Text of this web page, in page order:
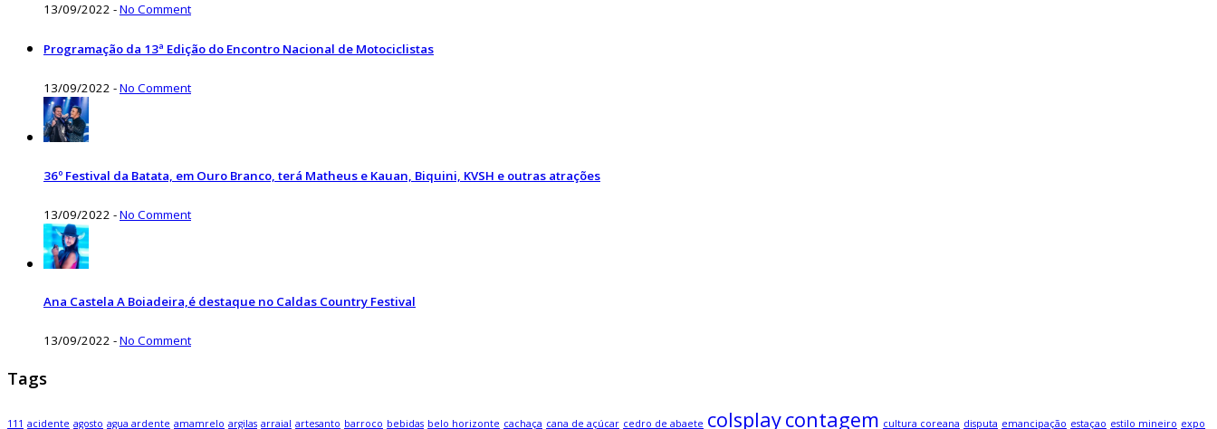
13/09/2022 -No Comment
Programação da 13ª Edição do Encontro Nacional de Motociclistas
13/09/2022 -No Comment
36º Festival da Batata, em Ouro Branco, terá Matheus e Kauan, Biquini, KVSH e outras atrações
13/09/2022 -No Comment
Ana Castela A Boiadeira,é destaque no Caldas Country Festival
13/09/2022 -No Comment
Tags
111 acidente agosto agua ardente amamrelo argilas arraial artesanto barroco bebidas belo horizonte cachaça cana de açúcar cedro de abaete colsplaycontagem cultura coreana disputa emancipação estaçao estilo mineiro expo